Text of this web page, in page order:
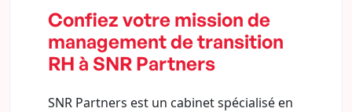
Confiez votre mission de
management de transition
RH à SNR Partners
SNR Partners est un cabinet spécialisé en